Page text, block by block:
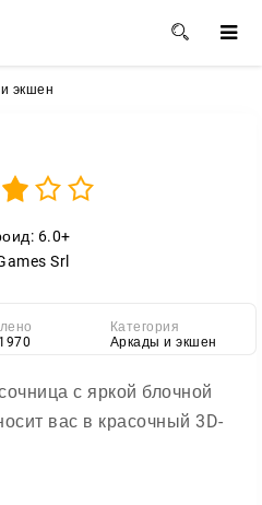
экшен
6.0+
Srl
Категория
Аркады и экшен
с яркой блочной
вас в красочный 3D-